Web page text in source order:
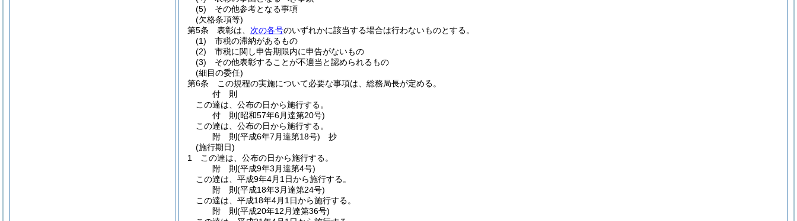
(5)
その他参考となる事項
(欠格条項等)
第5条
表彰は、 次の各号のいずれかに該当する場合は行わないものとする。
(1)
市税の滞納があるもの
(2)
市税に関し申告期限内に申告がないもの
(3)
その他表彰することが不適当と認められるもの
(細目の委任)
第6条
この規程の実施について必要な事項は、総務局長が定める。
付 則
この達は、公布の日から施行する。
付 則(昭和57年6月達第20号)
この達は、公布の日から施行する。
附 則(平成6年7月達第18号) 抄
(施行期日)
1
この達は、公布の日から施行する。
附 則(平成9年3月達第4号)
この達は、平成9年4月1日から施行する。
附 則(平成18年3月達第24号)
この達は、平成18年4月1日から施行する。
附 則(平成20年12月達第36号)